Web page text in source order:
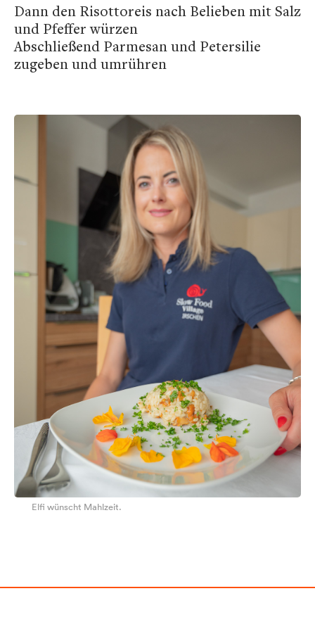
Dann den Risottoreis nach Belieben mit Salz
und Pfeffer würzen
Abschließend Parmesan und Petersilie
zugeben und umrühren
Elfi wünscht Mahlzeit.